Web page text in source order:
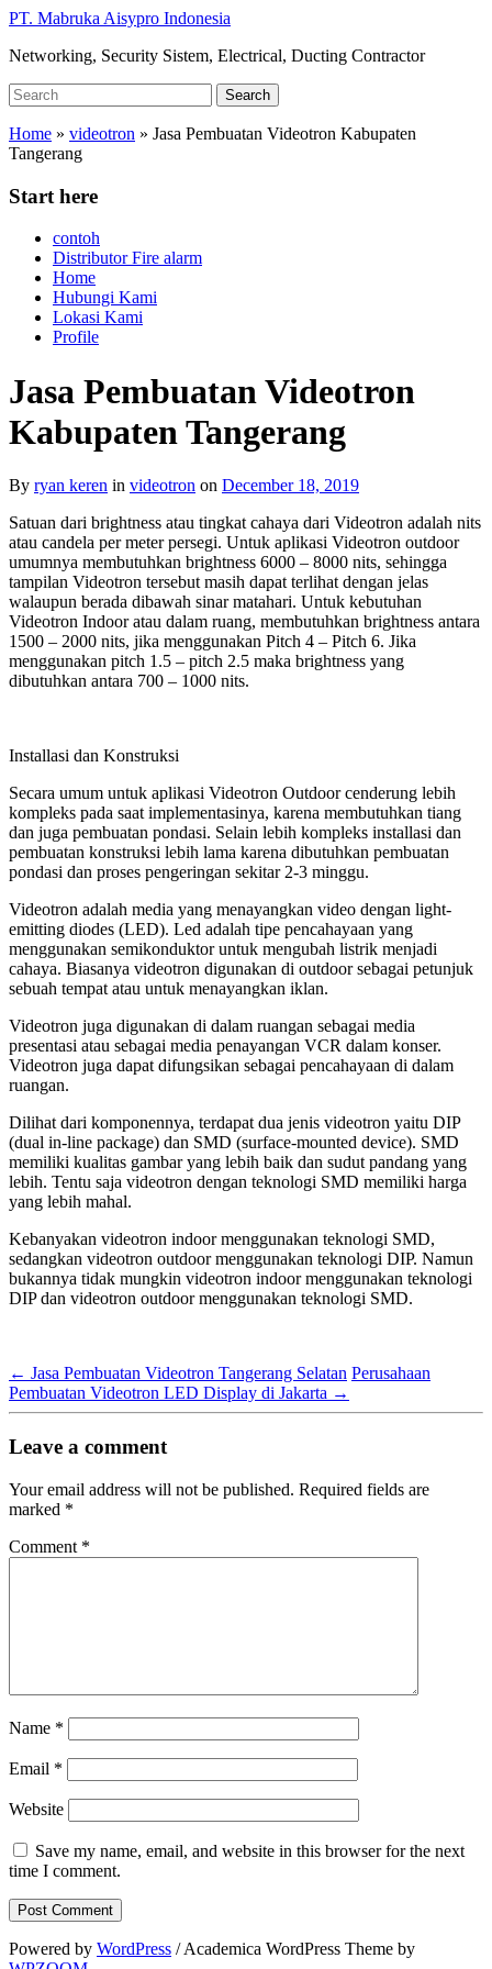
Skip
main
PT. Mabruka Aisypro Indonesia
Networking, Security Sistem, Electrical, Ducting Contractor
Search
for:
Search
Home » videotron » Jasa Pembuatan Videotron Kabupaten
Tangerang
Start here
contoh
Distributor Fire alarm
Home
Hubungi Kami
Lokasi Kami
Profile
Jasa Pembuatan Videotron
Kabupaten Tangerang
By ryan keren in videotron on December 18, 2019
Satuan dari brightness atau tingkat cahaya dari Videotron adalah nits
atau candela per meter persegi. Untuk aplikasi Videotron outdoor
umumnya membutuhkan brightness 6000 – 8000 nits, sehingga
tampilan Videotron tersebut masih dapat terlihat dengan jelas
walaupun berada dibawah sinar matahari. Untuk kebutuhan
Videotron Indoor atau dalam ruang, membutuhkan brightness antara
1500 – 2000 nits, jika menggunakan Pitch 4 – Pitch 6. Jika
menggunakan pitch 1.5 – pitch 2.5 maka brightness yang
dibutuhkan antara 700 – 1000 nits.
Installasi dan Konstruksi
Secara umum untuk aplikasi Videotron Outdoor cenderung lebih
kompleks pada saat implementasinya, karena membutuhkan tiang
dan juga pembuatan pondasi. Selain lebih kompleks installasi dan
pembuatan konstruksi lebih lama karena dibutuhkan pembuatan
pondasi dan proses pengeringan sekitar 2-3 minggu.
Videotron adalah media yang menayangkan video dengan light-
emitting diodes (LED). Led adalah tipe pencahayaan yang
menggunakan semikonduktor untuk mengubah listrik menjadi
cahaya. Biasanya videotron digunakan di outdoor sebagai petunjuk
sebuah tempat atau untuk menayangkan iklan.
Videotron juga digunakan di dalam ruangan sebagai media
presentasi atau sebagai media penayangan VCR dalam konser.
Videotron juga dapat difungsikan sebagai pencahayaan di dalam
ruangan.
Dilihat dari komponennya, terdapat dua jenis videotron yaitu DIP
(dual in-line package) dan SMD (surface-mounted device). SMD
memiliki kualitas gambar yang lebih baik dan sudut pandang yang
lebih. Tentu saja videotron dengan teknologi SMD memiliki harga
yang lebih mahal.
Kebanyakan videotron indoor menggunakan teknologi SMD,
sedangkan videotron outdoor menggunakan teknologi DIP. Namun
bukannya tidak mungkin videotron indoor menggunakan teknologi
DIP dan videotron outdoor menggunakan teknologi SMD.
← Jasa Pembuatan Videotron Tangerang Selatan Perusahaan
Pembuatan Videotron LED Display di Jakarta →
Leave a comment
Your email address will not be published. Required fields are
marked *
Comment *
Name *
Email *
Website
Save my name, email, and website in this browser for the next
time I comment.
Powered by WordPress / Academica WordPress Theme by